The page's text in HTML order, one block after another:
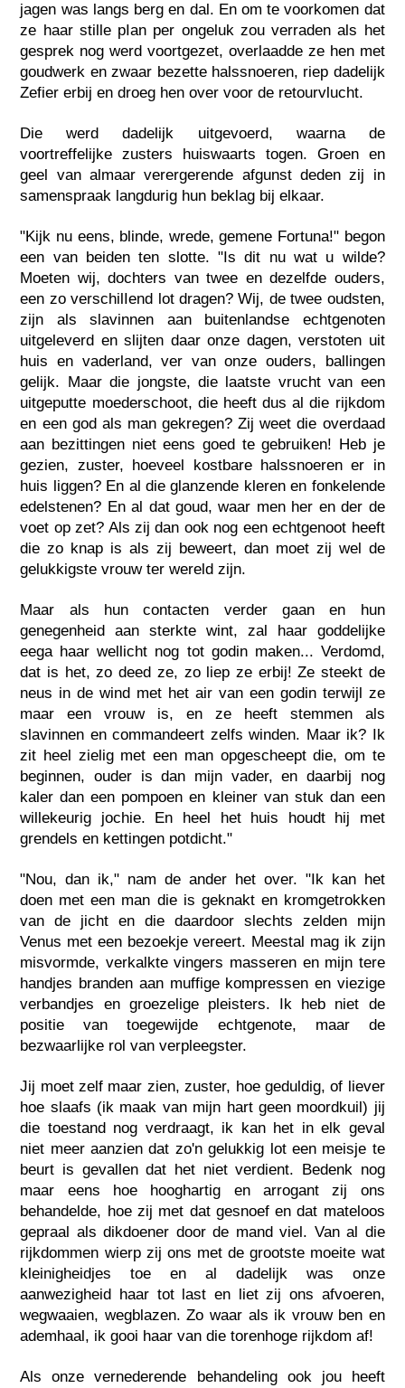
jagen was langs berg en dal. En om te voorkomen dat
ze haar stille pIan per ongeluk zou verraden als het
gesprek nog werd voortgezet, overlaadde ze hen met
goudwerk en zwaar bezette halssnoeren, riep dadelijk
Zefier erbij en droeg hen over voor de retourvlucht.
Die werd dadelijk uitgevoerd, waarna de
voortreffelijke zusters huiswaarts togen. Groen en
geel van almaar verergerende afgunst deden zij in
samenspraak langdurig hun beklag bij elkaar.
"Kijk nu eens, blinde, wrede, gemene Fortuna!" begon
een van beiden ten slotte. "Is dit nu wat u wilde?
Moeten wij, dochters van twee en dezelfde ouders,
een zo verschilIend lot dragen? Wij, de twee oudsten,
zijn als slavinnen aan buitenlandse echtgenoten
uitgeleverd en slijten daar onze dagen, verstoten uit
huis en vaderland, ver van onze ouders, ballingen
gelijk. Maar die jongste, die laatste vrucht van een
uitgeputte moederschoot, die heeft dus al die rijkdom
en een god als man gekregen? Zij weet die overdaad
aan bezittingen niet eens goed te gebruiken! Heb je
gezien, zuster, hoeveel kostbare halssnoeren er in
huis liggen? En al die glanzende kleren en fonkelende
edelstenen? En al dat goud, waar men her en der de
voet op zet? Als zij dan ook nog een echtgenoot heeft
die zo knap is als zij beweert, dan moet zij wel de
gelukkigste vrouw ter wereld zijn.
Maar als hun contacten verder gaan en hun
genegenheid aan sterkte wint, zal haar goddelijke
eega haar wellicht nog tot godin maken... Verdomd,
dat is het, zo deed ze, zo liep ze erbij! Ze steekt de
neus in de wind met het air van een godin terwijl ze
maar een vrouw is, en ze heeft stemmen als
slavinnen en commandeert zelfs winden. Maar ik? Ik
zit heel zielig met een man opgescheept die, om te
beginnen, ouder is dan mijn vader, en daarbij nog
kaler dan een pompoen en kleiner van stuk dan een
willekeurig jochie. En heel het huis houdt hij met
grendels en kettingen potdicht."
"Nou, dan ik," nam de ander het over. "Ik kan het
doen met een man die is geknakt en kromgetrokken
van de jicht en die daardoor slechts zelden mijn
Venus met een bezoekje vereert. Meestal mag ik zijn
misvormde, verkalkte vingers masseren en mijn tere
handjes branden aan muffige kompressen en viezige
verbandjes en groezelige pleisters. Ik heb niet de
positie van toegewijde echtgenote, maar de
bezwaarlijke rol van verpleegster.
Jij moet zelf maar zien, zuster, hoe geduldig, of liever
hoe slaafs (ik maak van mijn hart geen moordkuil) jij
die toestand nog verdraagt, ik kan het in elk geval
niet meer aanzien dat zo'n gelukkig lot een meisje te
beurt is gevallen dat het niet verdient. Bedenk nog
maar eens hoe hooghartig en arrogant zij ons
behandelde, hoe zij met dat gesnoef en dat mateloos
gepraal als dikdoener door de mand viel. Van al die
rijkdommen wierp zij ons met de grootste moeite wat
kleinigheidjes toe en al dadelijk was onze
aanwezigheid haar tot last en liet zij ons afvoeren,
wegwaaien, wegblazen. Zo waar als ik vrouw ben en
ademhaal, ik gooi haar van die torenhoge rijkdom af!
Als onze vernederende behandeling ook jou heeft